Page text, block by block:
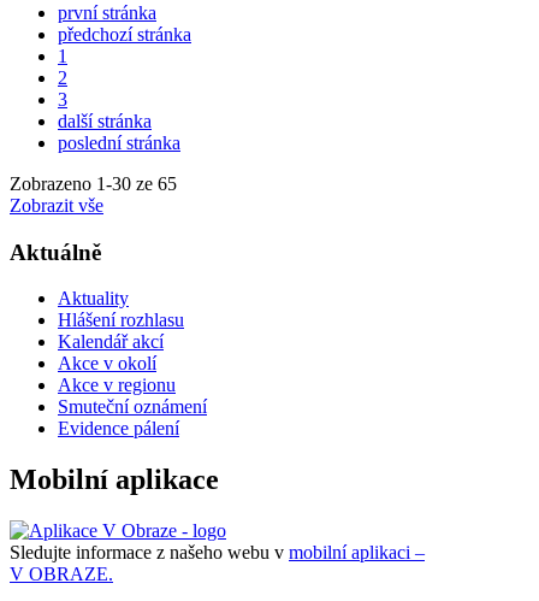
první stránka
předchozí stránka
1
2
3
další stránka
poslední stránka
Zobrazeno 1-30 ze 65
Zobrazit vše
Aktuálně
Aktuality
Hlášení rozhlasu
Kalendář akcí
Akce v okolí
Akce v regionu
Smuteční oznámení
Evidence pálení
Mobilní aplikace
Sledujte informace z našeho webu v mobilní aplikaci –
V OBRAZE.